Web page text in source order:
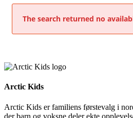
Close
The search returned no
Arctic Kids
Arctic Kids er familiens førstevalg i
der barn og voksne deler ekte